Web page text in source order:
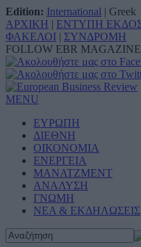
Edition: International | Greek
ΑΡΧΙΚΗ | ΕΝΤΥΠΗ
ΦΑΚΕΛΟΙ | ΣΥΝΔΡΟΜΗ
FOLLOW EBR
MENU
ΕΥΡΩΠΗ
ΔΙΕΘΝΗ
ΟΙΚΟΝΟΜΙΑ
ΕΝΕΡΓΕΙΑ
ΜΑΝΑΤΖΜΕΝΤ
ΑΝΑΛΥΣΗ
ΓΝΩΜΗ
ΝΕΑ & ΕΚΔΗΛΩΣΕΙΣ